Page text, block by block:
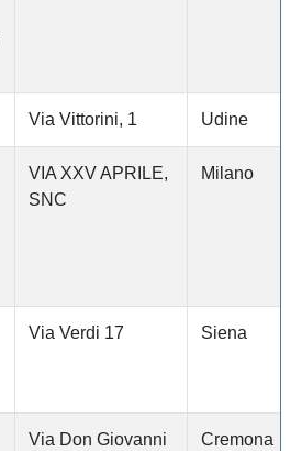
Via Vittorini, 1 Udine
VIA XXV APRILE,
SNC
Milano
Via Verdi 17 Siena
Via Don Giovanni
Cremona